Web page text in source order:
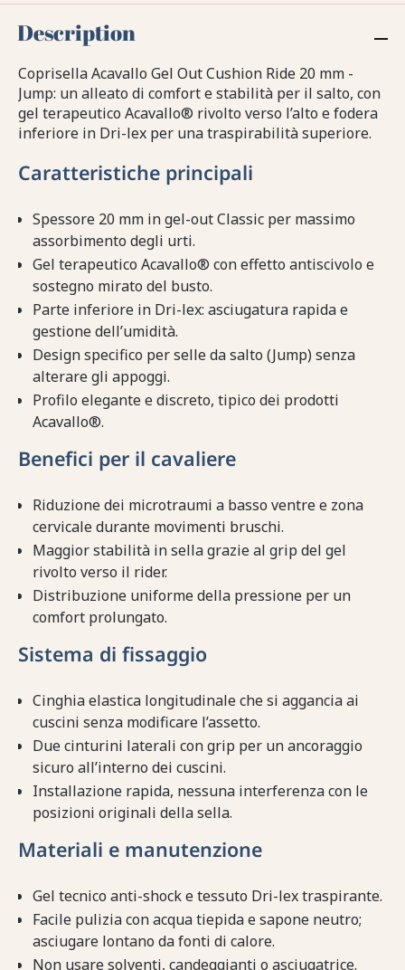
Description
Coprisella Acavallo Gel Out Cushion Ride 20 mm -
Jump: un alleato di comfort e stabilità per il salto, con
gel terapeutico Acavallo® rivolto verso l’alto e fodera
inferiore in Dri-lex per una traspirabilità superiore.
Caratteristiche principali
Spessore 20 mm in gel-out Classic per massimo
assorbimento degli urti.
Gel terapeutico Acavallo® con effetto antiscivolo e
sostegno mirato del busto.
Parte inferiore in Dri-lex: asciugatura rapida e
gestione dell’umidità.
Design specifico per selle da salto (Jump) senza
alterare gli appoggi.
Profilo elegante e discreto, tipico dei prodotti
Acavallo®.
Benefici per il cavaliere
Riduzione dei microtraumi a basso ventre e zona
cervicale durante movimenti bruschi.
Maggior stabilità in sella grazie al grip del gel
rivolto verso il rider.
Distribuzione uniforme della pressione per un
comfort prolungato.
Sistema di fissaggio
Cinghia elastica longitudinale che si aggancia ai
cuscini senza modificare l’assetto.
Due cinturini laterali con grip per un ancoraggio
sicuro all’interno dei cuscini.
Installazione rapida, nessuna interferenza con le
posizioni originali della sella.
Materiali e manutenzione
Gel tecnico anti-shock e tessuto Dri-lex traspirante.
Facile pulizia con acqua tiepida e sapone neutro;
asciugare lontano da fonti di calore.
Non usare solventi, candeggianti o asciugatrice.